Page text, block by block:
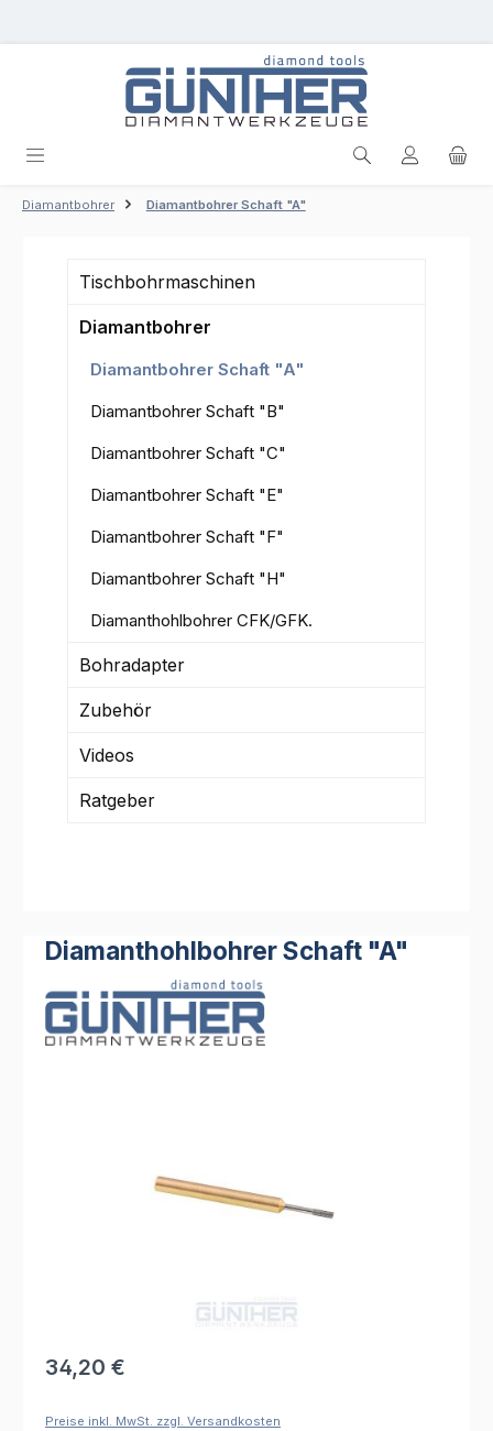
Diamantbohrer Diamantbohrer Schaft "A"
Tischbohrmaschinen
Diamantbohrer
Diamantbohrer Schaft "A"
Diamantbohrer Schaft "B"
Diamantbohrer Schaft "C"
Diamantbohrer Schaft "E"
Diamantbohrer Schaft "F"
Diamantbohrer Schaft "H"
Diamanthohlbohrer CFK/GFK.
Bohradapter
Zubehör
Videos
Ratgeber
Diamanthohlbohrer Schaft "A"
Regulärer Preis:
34,20 €
Preise inkl. MwSt. zzgl. Versandkosten